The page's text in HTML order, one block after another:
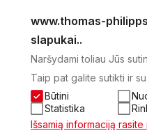
www.thomas-
slapukai..
Naršydami toliau Jūs
Taip pat galite sutikti ir
Būtini
Statistika
Išsamią informaciją